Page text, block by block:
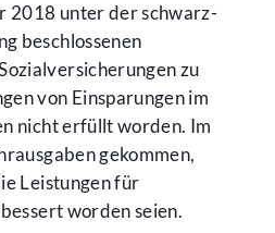
2018 unter der schwarz-
beschlossenen
zu
von Einsparungen im
nicht erfüllt worden. Im
gekommen,
Leistungen für
worden seien.